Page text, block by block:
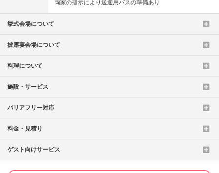
両家の指示により送迎用バスの準備あり
挙式会場について
披露宴会場について
料理について
施設・サービス
バリアフリー対応
料金・見積り
ゲスト向けサービス